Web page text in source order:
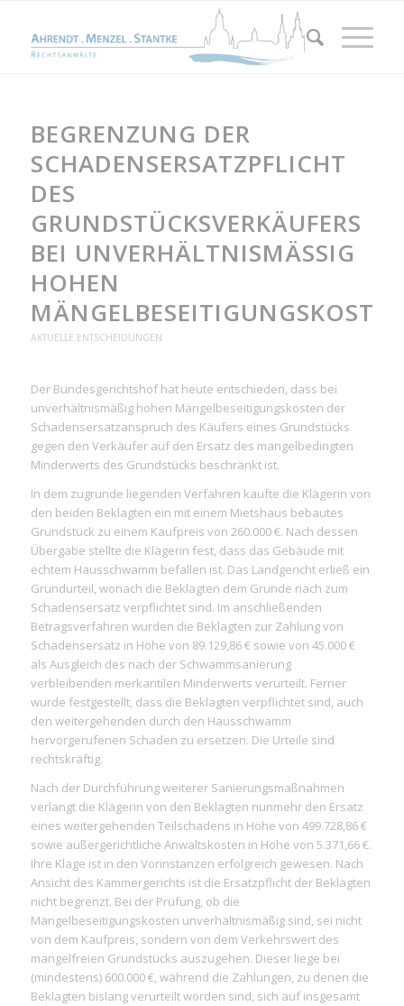
BEGRENZUNG DER
SCHADENSERSATZPFLICHT
DES
GRUNDSTÜCKSVERKÄUFERS
BEI UNVERHÄLTNISMÄSSIG H
OHEN M
ÄNGELBESEITIGUNGSKOSTEN
AKTUELLE ENTSCHEIDUNGEN
Der Bundesgerichtshof hat heute entschieden, dass bei
unverhältnismäßig hohen Mängelbeseitigungskosten der
Schadensersatzanspruch des Käufers eines Grundstücks
gegen den Verkäufer auf den Ersatz des mangelbedingten
Minderwerts des Grundstücks beschränkt ist.
In dem zugrunde liegenden Verfahren kaufte die Klägerin von
den beiden Beklagten ein mit einem Mietshaus bebautes
Grundstück zu einem Kaufpreis von 260.000 €. Nach dessen
Übergabe stellte die Klägerin fest, dass das Gebäude mit
echtem Hausschwamm befallen ist. Das Landgericht erließ ein
Grundurteil, wonach die Beklagten dem Grunde nach zum
Schadensersatz verpflichtet sind. Im anschließenden
Betragsverfahren wurden die Beklagten zur Zahlung von
Schadensersatz in Höhe von 89.129,86 € sowie von 45.000 €
als Ausgleich des nach der Schwammsanierung
verbleibenden merkantilen Minderwerts verurteilt. Ferner
wurde festgestellt, dass die Beklagten verpflichtet sind, auch
den weitergehenden durch den Hausschwamm
hervorgerufenen Schaden zu ersetzen. Die Urteile sind
rechtskräftig.
Nach der Durchführung weiterer Sanierungsmaßnahmen
verlangt die Klägerin von den Beklagten nunmehr den Ersatz
eines weitergehenden Teilschadens in Höhe von 499.728,86 €
sowie außergerichtliche Anwaltskosten in Höhe von 5.371,66 €.
Ihre Klage ist in den Vorinstanzen erfolgreich gewesen. Nach
Ansicht des Kammergerichts ist die Ersatzpflicht der Beklagten
nicht begrenzt. Bei der Prüfung, ob die
Mängelbeseitigungskosten unverhältnismäßig sind, sei nicht
von dem Kaufpreis, sondern von dem Verkehrswert des
mangelfreien Grundstücks auszugehen. Dieser liege bei
(mindestens) 600.000 €, während die Zahlungen, zu denen die
Beklagten bislang verurteilt worden sind, sich auf insgesamt